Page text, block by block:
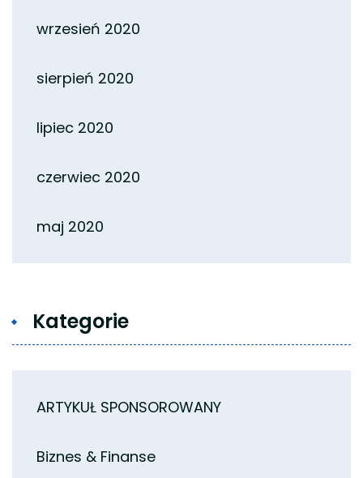
wrzesień 2020
sierpień 2020
lipiec 2020
czerwiec 2020
maj 2020
Kategorie
ARTYKUŁ SPONSOROWANY
Biznes & Finanse